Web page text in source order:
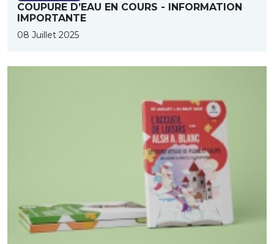
COUPURE D’EAU EN COURS - INFORMATION
IMPORTANTE
08 Juillet 2025